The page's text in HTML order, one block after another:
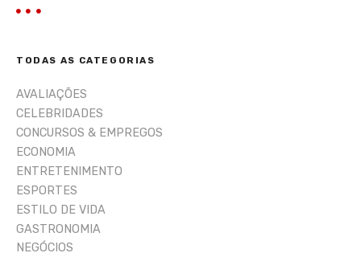
q
s
r
TODAS AS CATEGORIAS
AVALIAÇÕES
CELEBRIDADES
CONCURSOS & EMPREGOS
ECONOMIA
ENTRETENIMENTO
ESPORTES
ESTILO DE VIDA
GASTRONOMIA
NEGÓCIOS